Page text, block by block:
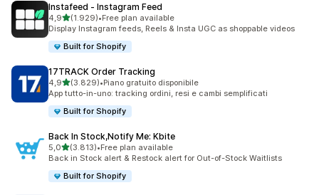
Instafeed ‑ Instagram Feed
4,9stelle su 5
(1.929)
1929 recensioni totali
•Free plan available
Display Instagram feeds, Reels & Insta UGC as shoppable videos
Built for Shopify
17TRACK Order Tracking
4,9stelle su 5
(3.829)
3829 recensioni totali
•Piano gratuito disponibile
App tutto-in-uno: tracking ordini, resi e cambi semplificati
Built for Shopify
Back In Stock,Notify Me: Kbite
5,0stelle su 5
(3.813)
3813 recensioni totali
•Free plan available
Back in Stock alert & Restock alert for Out-of-Stock Waitlists
Built for Shopify